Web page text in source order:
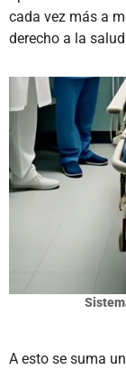
cada vez más a
derecho a la
A esto se suma